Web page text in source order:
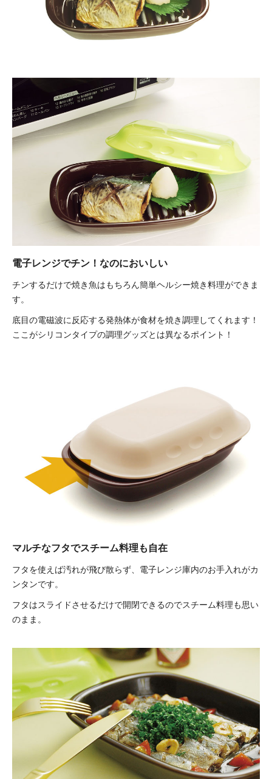
電子レンジでチン！なのにおいしい
チンするだけで焼き魚はもちろん簡単ヘルシー焼き料理ができま
す。
底目の電磁波に反応する発熱体が食材を焼き調理してくれます！
ここがシリコンタイプの調理グッズとは異なるポイント！
マルチなフタでスチーム料理も自在
フタを使えば汚れが飛び散らず、電子レンジ庫内のお手入れがカ
ンタンです。
フタはスライドさせるだけで開閉できるのでスチーム料理も思い
のまま。